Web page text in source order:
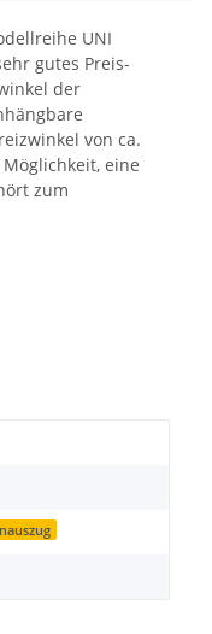
UNI
gutes Preis-
der
von ca.
eine
zum